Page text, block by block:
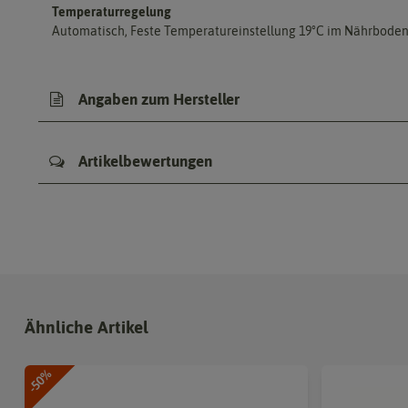
Temperaturregelung
Automatisch, Feste Temperatureinstellung 19°C im Nährboden
Angaben zum Hersteller
Artikelbewertungen
Ähnliche Artikel
-50%